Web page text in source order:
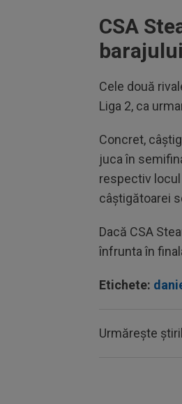
CSA
barajului
Cele două
Liga 2, ca
Concret,
juca în
respectiv locul
câștigătoarei
Dacă CSA
înfrunta în
Etichete:
Urmărește